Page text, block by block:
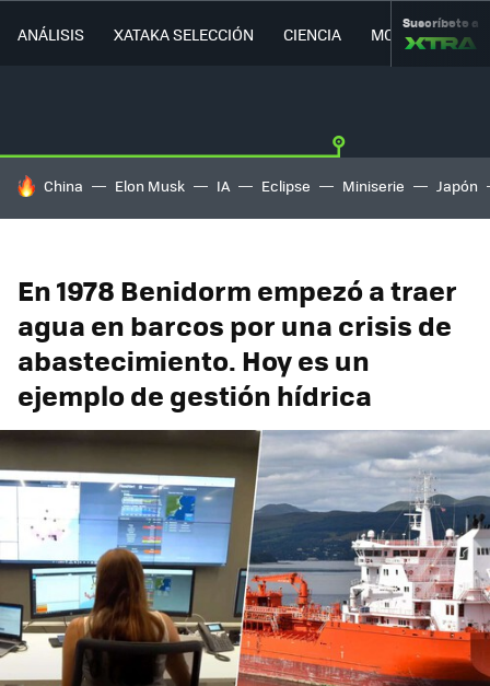
ANÁLISIS XATAKA SELECCIÓN CIENCIA MOVILIDAD
Suscríbete a
HOY SE HABLA DE
China Elon Musk IA Eclipse Miniserie Japón
En 1978 Benidorm empezó a traer
agua en barcos por una crisis de
abastecimiento. Hoy es un
ejemplo de gestión hídrica